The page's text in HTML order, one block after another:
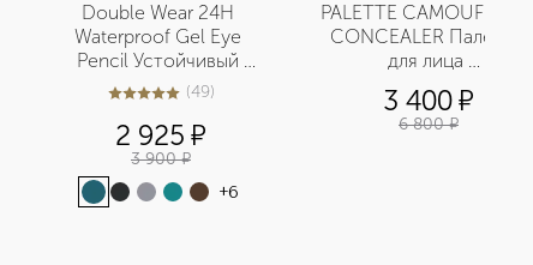
Double Wear 24H
Waterproof Gel Eye
Pencil Устойчивый
гелевый карандаш для
5из 549 (49)
2 925 ¤
3 900 ¤
+6
PALETTE CAMOUFLAGE
CONCEALER Палетка
для лица
корректирующая
3 400¤
6 800 ¤